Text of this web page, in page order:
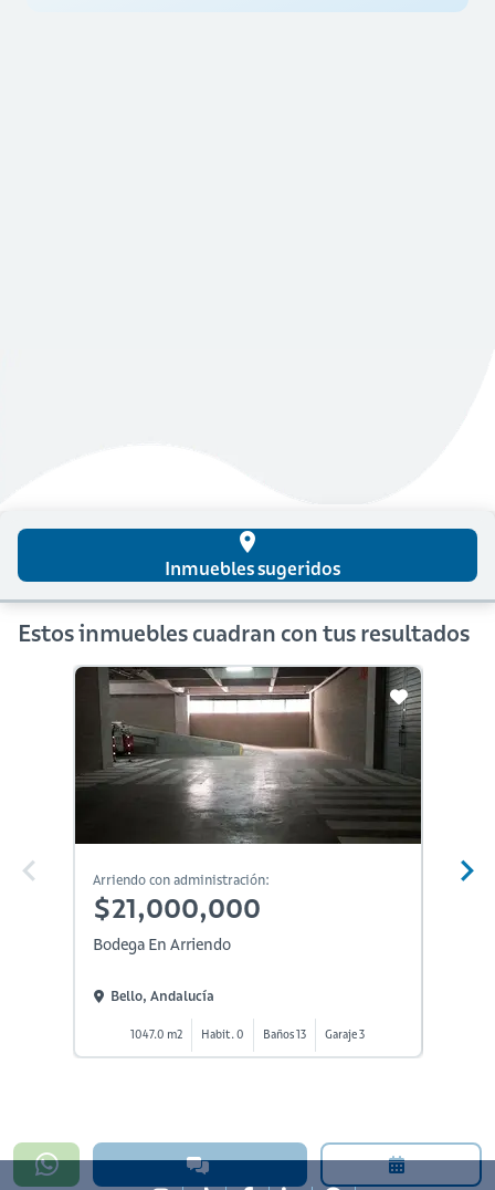
place
Inmuebles sugeridos
Estos inmuebles cuadran con tus resultados
Arriendo con administración:
$21,000,000
Bodega En Arriendo
Bello, Andalucía
1047.0 m2 Habit. 0 Baños 13 Garaje 3